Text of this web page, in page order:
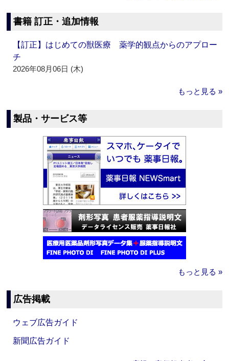
書籍 訂正・追加情報
【訂正】はじめての獣医療 薬学的観点からのアプロー
チ
2026年08月06日 (木)
もっと見る »
製品・サービス等
もっと見る »
広告掲載
ウェブ広告ガイド
新聞広告ガイド